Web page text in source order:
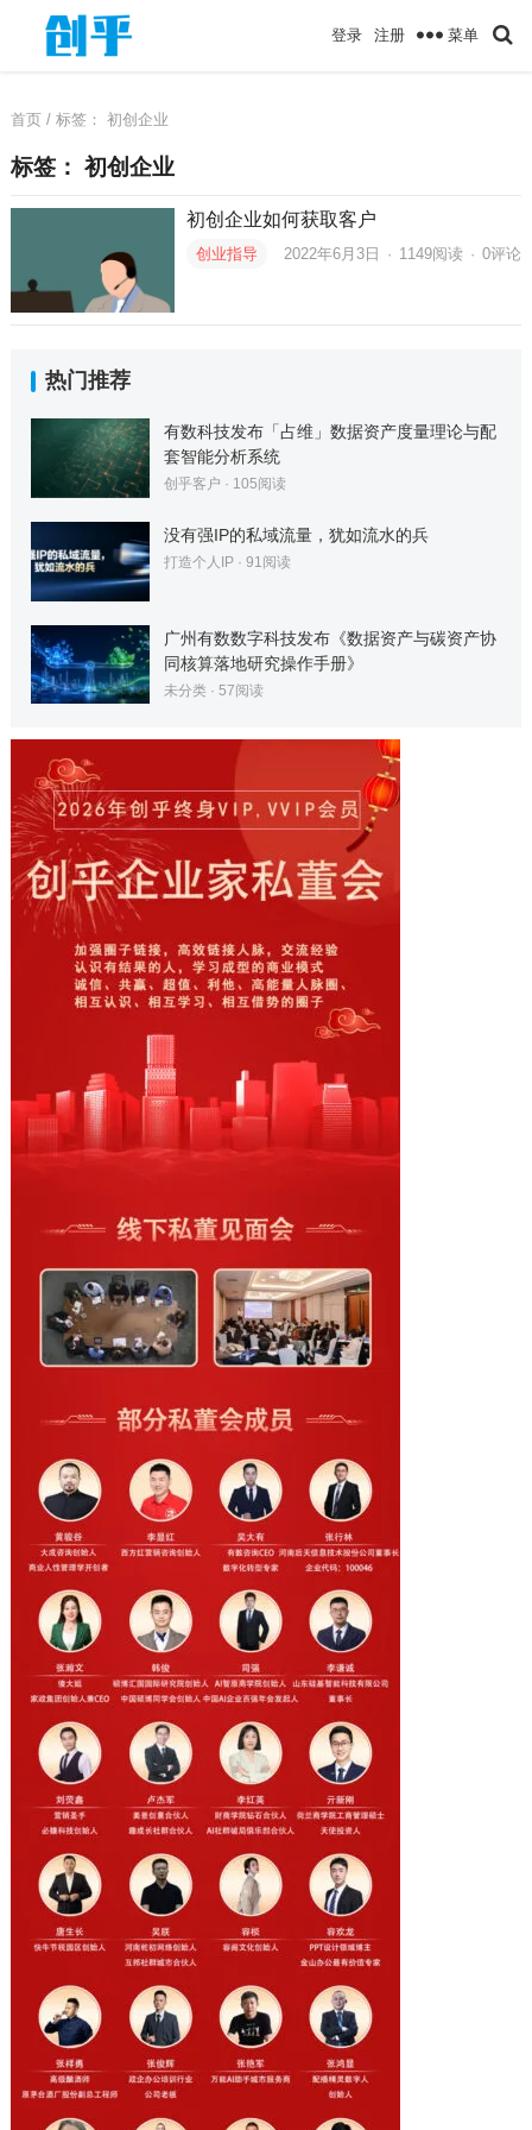
登录 注册 菜单
首页/ 标签： 初创企业
标签： 初创企业
初创企业如何获取客户
创业指导 2022年6月3日 · 1149阅读 · 0评论
热门推荐
有数科技发布「占维」数据资产度量理论与配
套智能分析系统
创乎客户 · 105阅读
没有强IP的私域流量，犹如流水的兵
打造个人IP· 91阅读
广州有数数字科技发布《数据资产与碳资产协
同核算落地研究操作手册》
未分类· 57阅读